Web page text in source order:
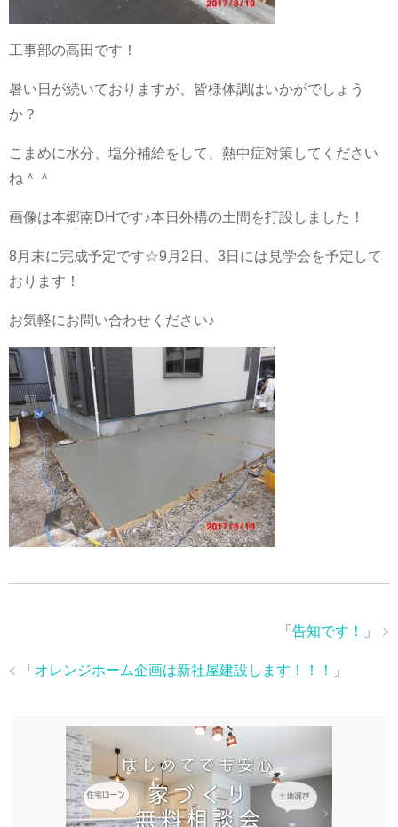
工事部の高田です！
暑い日が続いておりますが、皆様体調はいかがでしょう
か？
こまめに水分、塩分補給をして、熱中症対策してください
ね＾＾
画像は本郷南DHです♪本日外構の土間を打設しました！
8月末に完成予定です☆9月2日、3日には見学会を予定して
おります！
お気軽にお問い合わせください♪
「 告知です！ 」
「 オレンジホーム企画は新社屋建設します！！！ 」